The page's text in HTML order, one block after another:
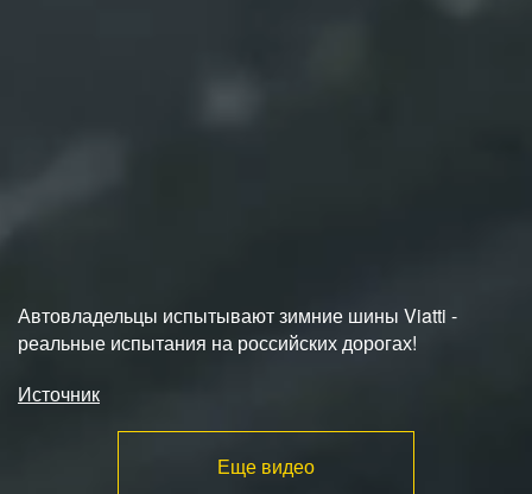
Автовладельцы испытывают зимние шины Viatti -
реальные испытания на российских дорогах!
Источник
Еще видео